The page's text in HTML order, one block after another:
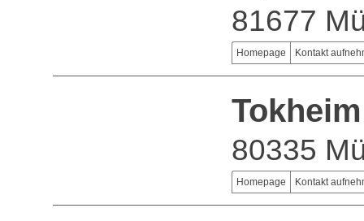
81677
Homepage Kontakt
80335
Homepage Kontakt